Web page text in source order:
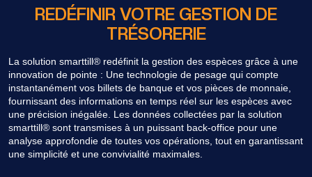
REDÉFINIR VOTRE GESTION DE
TRÉSORERIE
La solution smarttill® redéfinit la gestion des espèces grâce à une
innovation de pointe : Une technologie de pesage qui compte
instantanément vos billets de banque et vos pièces de monnaie,
fournissant des informations en temps réel sur les espèces avec
une précision inégalée. Les données collectées par la solution
smarttill® sont transmises à un puissant back-office pour une
analyse approfondie de toutes vos opérations, tout en garantissant
une simplicité et une convivialité maximales.